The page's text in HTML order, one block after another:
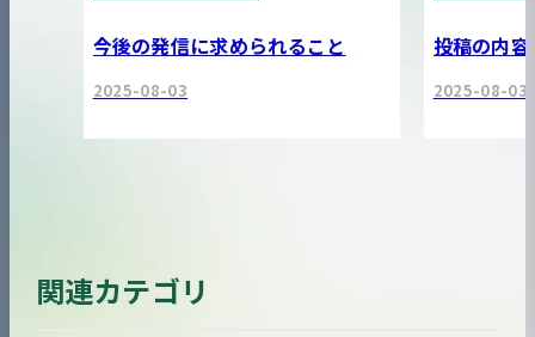
今後の発信に求められること
2025-08-03
投稿の内
2025-08-03
関連カテゴリ